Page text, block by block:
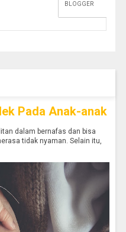
BLOGGER
Pada Anak-anak
dalam bernafas dan bisa
tidak nyaman. Selain itu,